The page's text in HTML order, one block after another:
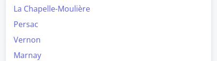
La Chapelle-Moulière
Persac
Vernon
Marnay